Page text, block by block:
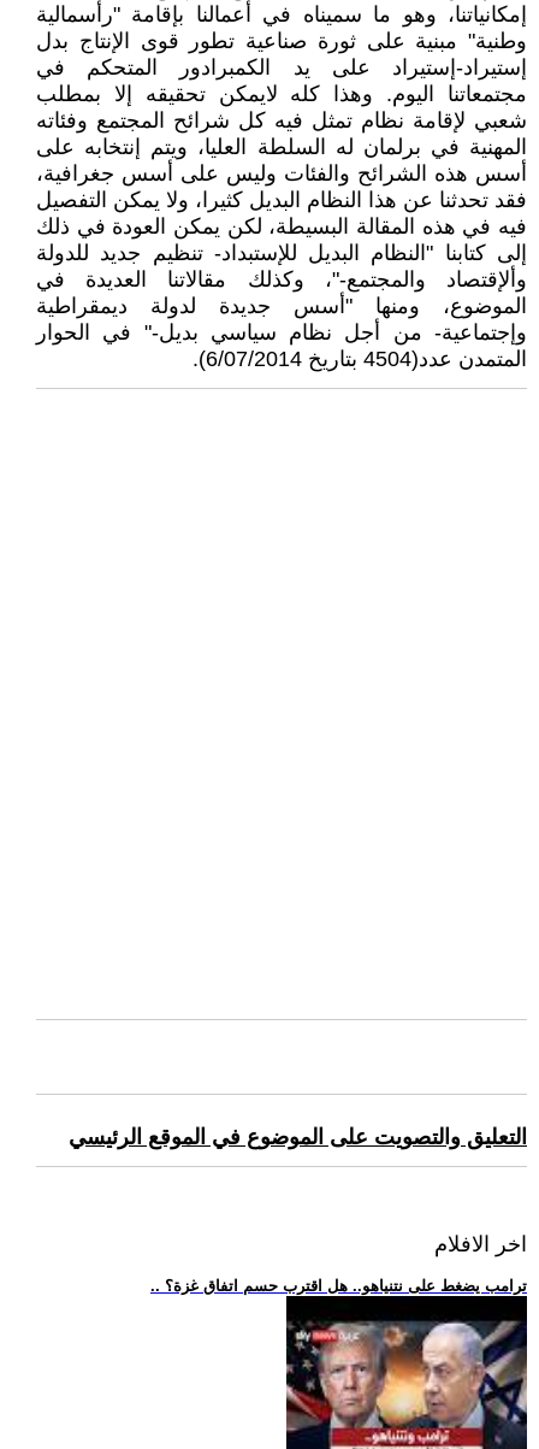
إمكانياتنا، وهو ما سميناه في أعمالنا بإقامة "رأسمالية
وطنية" مبنية على ثورة صناعية تطور قوى الإنتاج بدل
إستيراد-إستيراد على يد الكمبرادور المتحكم في
مجتمعاتنا اليوم. وهذا كله لايمكن تحقيقه إلا بمطلب
شعبي لإقامة نظام تمثل فيه كل شرائح المجتمع وفئاته
المهنية في برلمان له السلطة العليا، ويتم إنتخابه على
أسس هذه الشرائح والفئات وليس على أسس جغرافية،
فقد تحدثنا عن هذا النظام البديل كثيرا، ولا يمكن التفصيل
فيه في هذه المقالة البسيطة، لكن يمكن العودة في ذلك
إلى كتابنا "النظام البديل للإستبداد- تنظيم جديد للدولة
وألإقتصاد والمجتمع-"، وكذلك مقالاتنا العديدة في
الموضوع، ومنها "أسس جديدة لدولة ديمقراطية
وإجتماعية- من أجل نظام سياسي بديل-" في الحوار
المتمدن عدد(4504 بتاريخ 6/07/2014).
التعليق والتصويت على الموضوع في الموقع الرئيسي
اخر الافلام
.. ترامب يضغط على نتنياهو.. هل اقترب حسم اتفاق غزة؟